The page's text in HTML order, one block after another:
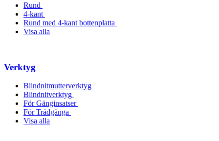
Rund
4-kant
Rund med 4-kant bottenplatta
Visa alla
Verktyg
Blindnitmutterverktyg
Blindnitverktyg
För Gänginsatser
För Trådgänga
Visa alla